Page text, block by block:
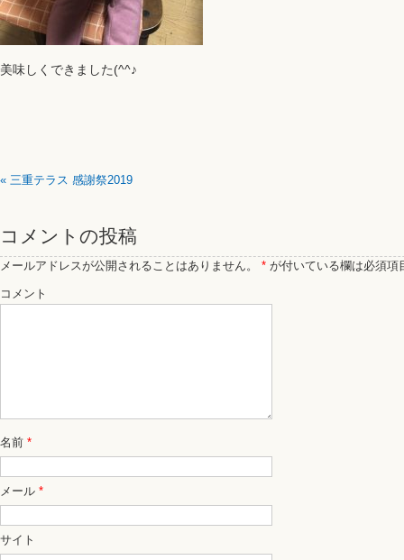
美味しくできました(^^♪
« 三重テラス 感謝祭2019
コメントの投稿
メールアドレスが公開されることはありません。 * が付いている欄は必須項
コメント
名前 *
メール *
サイト